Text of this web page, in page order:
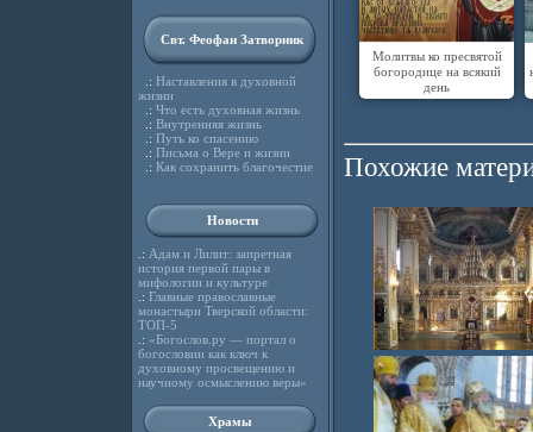
Свт. Феофан Затворник
.: Наставления в духовной
жизни
.: Что есть духовная жизнь
.: Внутренняя жизнь
.: Путь ко спасению
.: Письма о Вере и жизни
.: Как сохранить благочестие
Новости
.: Адам и Лилит: запретная
история первой пары в
мифологии и культуре
.: Главные православные
монастыри Тверской области:
ТОП-5
.: «Богослов.ру — портал о
богословии как ключ к
духовному просвещению и
научному осмыслению веры»
Храмы
Молитвы ко пресвятой
богородице на всякий
день
Похожие